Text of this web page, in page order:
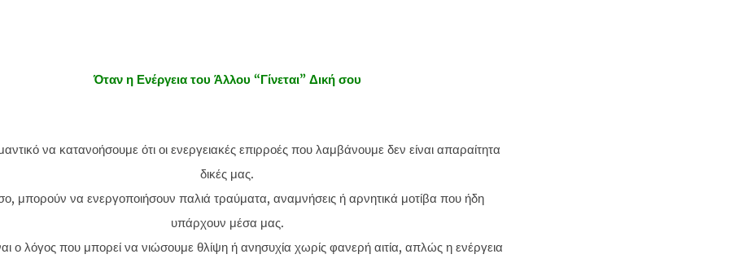
Όταν η Ενέργεια του Άλλου “Γίνεται” Δική σου
να κατανοήσουμε ότι οι ενεργειακές επιρροές που λαμβάνουμε δεν είναι απαραίτητα
δικές μας.
μπορούν να ενεργοποιήσουν παλιά τραύματα, αναμνήσεις ή αρνητικά μοτίβα που ήδη
υπάρχουν μέσα μας.
ο λόγος που μπορεί να νιώσουμε θλίψη ή ανησυχία χωρίς φανερή αιτία, απλώς η ενέργεια